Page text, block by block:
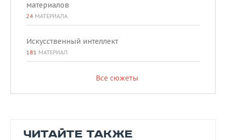
материалов
24 МАТЕРИАЛА
Искусственный интеллект
181 МАТЕРИАЛ
Все сюжеты
ЧИТАЙТЕ ТАКЖЕ